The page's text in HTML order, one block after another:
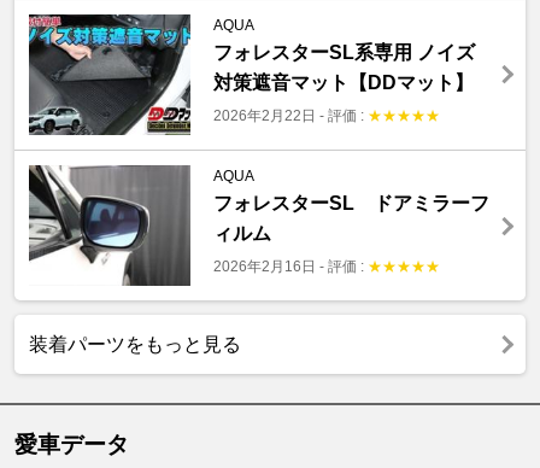
AQUA
フォレスターSL系専用 ノイズ
対策遮音マット【DDマット】
2026年2月22日 - 評価 : ★★★★★
AQUA
フォレスターSL ドアミラーフ
ィルム
2026年2月16日 - 評価 : ★★★★★
装着パーツをもっと見る
愛車データ